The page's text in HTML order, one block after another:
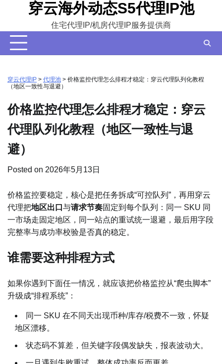
content
穿云海外动态S5代理IP池
住宅代理IP/机房代理IP服务提供商
穿云代理IP > 代理池 > 价格监控代理怎么排程才稳定：穿云代理队列化教程
（地区一致性与退避）
价格监控代理怎么排程才稳定：穿云
代理队列化教程（地区一致性与退
避）
Posted on 2026年5月13日
价格监控要稳定，核心是把任务拆成“可控队列”，再用穿云
代理把地区出口 与请求节奏固定到每个队列：同一 SKU 同
一市场走固定地区，同一站点的重试统一退避，最后用字段
完整率与成功率校验是否真的稳定。
谁需要这种排程方式
如果你遇到下面任一情况，就应该把价格监控从“爬虫脚本”
升级成“排程系统”：
同一 SKU 在不同天出现币种/库存/税费不一致，怀疑
地区漂移。
状态码不算差，但关键字段偶发缺失，报表波动大。